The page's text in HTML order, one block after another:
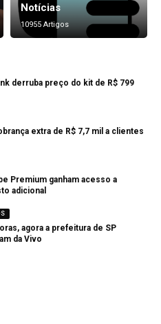
Notícias
10955 Artigos
derruba preço do kit de R$ 799
extra de R$ 7,7 mil a clientes
Premium ganham acesso a
adicional
agora a prefeitura de SP
da Vivo